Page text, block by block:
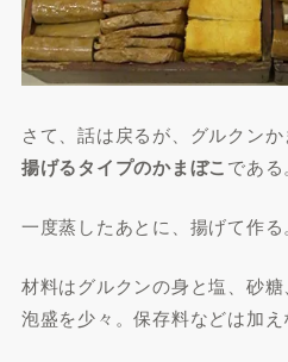
さて、話は戻るが、グルクンか
揚げるタイプのかまぼこである
一度蒸したあとに、揚げて作る
材料はグルクンの身と塩、砂糖
泡盛を少々。保存料などは加え